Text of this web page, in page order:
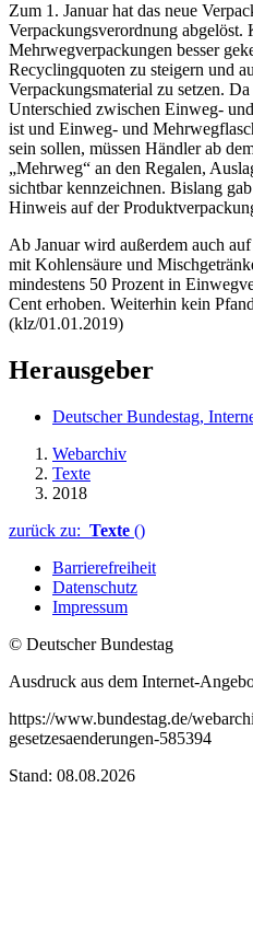
Zum 1. Januar hat das neue
Verpackungsverordnung abgelöst.
Mehrwegverpackungen besser
Recyclingquoten zu steigern und
Verpackungsmaterial zu setzen.
Unterschied zwischen Einweg-
ist und Einweg- und
sein sollen, müssen Händler ab
„Mehrweg“ an den Regalen,
sichtbar kennzeichnen. Bislang
Hinweis auf der
Ab Januar wird außerdem auch
mit Kohlensäure und
mindestens 50 Prozent in
Cent erhoben. Weiterhin kein
(klz/01.01.2019)
Herausgeber
Deutscher Bundestag,
Webarchiv
Texte
2018
zurück zu: Texte ()
Barrierefreiheit
Datenschutz
Impressum
© Deutscher Bundestag
Ausdruck aus dem Internet-
https://www.bundestag.de/
gesetzesaenderungen-585394
Stand: 08.08.2026